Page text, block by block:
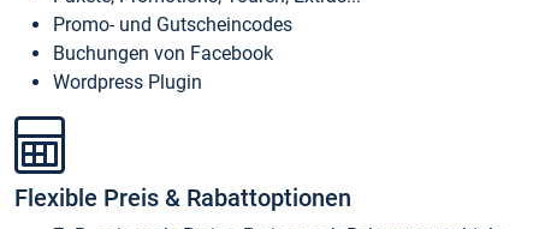
Promo- und Gutscheincodes
Buchungen von Facebook
Wordpress Plugin
Flexible Preis & Rabattoptionen